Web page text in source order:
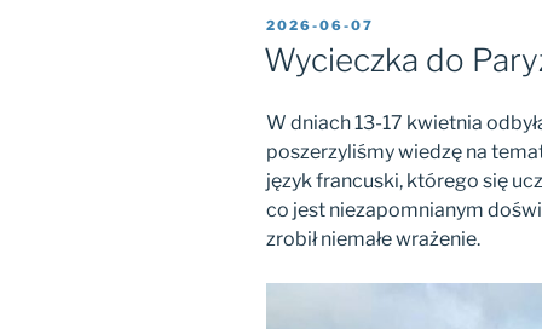
OPUBLIKOWANE
W
2026-06-07
Wycieczka do
W dniach 13-17 kwietnia
poszerzyliśmy wiedzę na
język francuski, którego się
co jest niezapomnianym
zrobił niemałe wrażenie.